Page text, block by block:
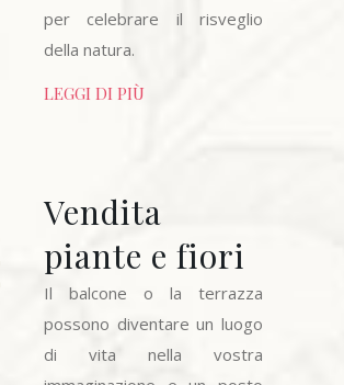
per celebrare il risveglio
della natura.
LEGGI DI PIÙ
Vendita
piante e fiori
Il balcone o la terrazza
possono diventare un luogo
di vita nella vostra